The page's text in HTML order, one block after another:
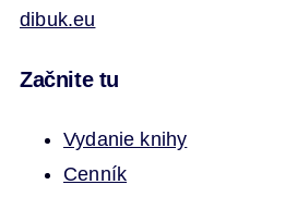
dibuk.eu
Začnite tu
Vydanie knihy
Cenník